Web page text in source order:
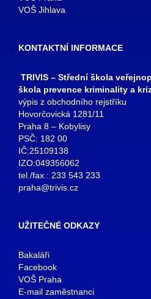
VOŠ Jihlava
KONTAKTNÍ INFORMACE
TRIVIS – Střední škola
škola prevence kriminality a
výpis z obchodního rejstříku
Hovorčovická 1281/11
Praha 8 – Kobylisy
PSČ: 182 00
IČ:25109138
IZO:049356062
tel./fax.: 233 543 233
praha@trivis.cz
UŽITEČNÉ ODKAZY
Bakaláři
Facebook
VOŠ Praha
E-mail zaměstnanci